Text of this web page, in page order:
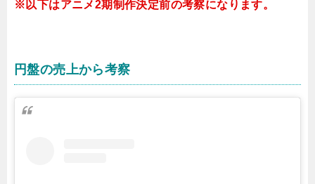
※以下はアニメ2期制作決定前の考察になります。
円盤の売上から考察